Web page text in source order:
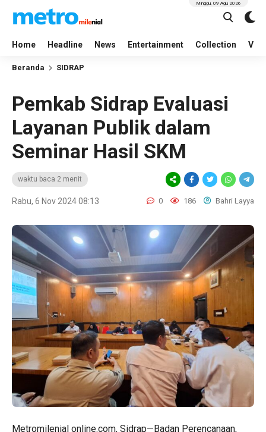
Home Headline News Entertainment Collection
Minggu, 09 Agu 2026
Beranda SIDRAP
Pemkab Sidrap Evaluasi
Layanan Publik dalam
Seminar Hasil SKM
waktu baca 2 menit
Rabu, 6 Nov 2024 08:13 0 186 Bahri Layya
Metromilenial online.com, Sidrap—Badan Perencanaan,